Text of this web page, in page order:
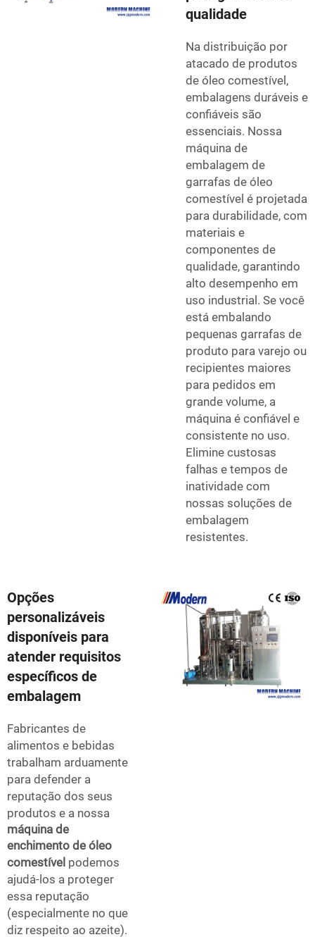
qualidade
Na distribuição por
atacado de produtos
de óleo comestível,
embalagens duráveis e
confiáveis são
essenciais. Nossa
máquina de
embalagem de
garrafas de óleo
comestível é projetada
para durabilidade, com
materiais e
componentes de
qualidade, garantindo
alto desempenho em
uso industrial. Se você
está embalando
pequenas garrafas de
produto para varejo ou
recipientes maiores
para pedidos em
grande volume, a
máquina é confiável e
consistente no uso.
Elimine custosas
falhas e tempos de
inatividade com
nossas soluções de
embalagem
resistentes.
Opções
personalizáveis
disponíveis para
atender requisitos
específicos de
embalagem
Fabricantes de
alimentos e bebidas
trabalham arduamente
para defender a
reputação dos seus
produtos e a nossa
máquina de
enchimento de óleo
comestível podemos
ajudá-los a proteger
essa reputação
(especialmente no que
diz respeito ao azeite).